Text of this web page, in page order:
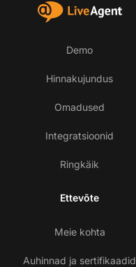
Demo
Hinnakujundus
Omadused
Integratsioonid
Ringkäik
Ettevõte
Meie kohta
Auhinnad ja sertifikaadid